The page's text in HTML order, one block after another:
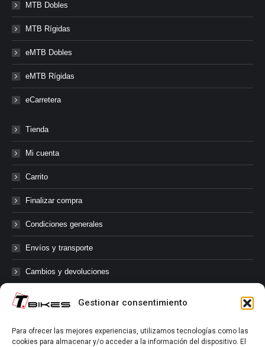
Gestionar consentimiento
Para ofrecer las mejores experiencias, utilizamos tecnologías como las
cookies para almacenar y/o acceder a la información del dispositivo. El
MTB Dobles
MTB Rígidas
eMTB Dobles
eMTB Rígidas
eCarretera
Tienda
Mi cuenta
Carrito
Finalizar compra
Condiciones generales
Envíos y transporte
Cambios y devoluciones
@tbikes.cat #tbikes